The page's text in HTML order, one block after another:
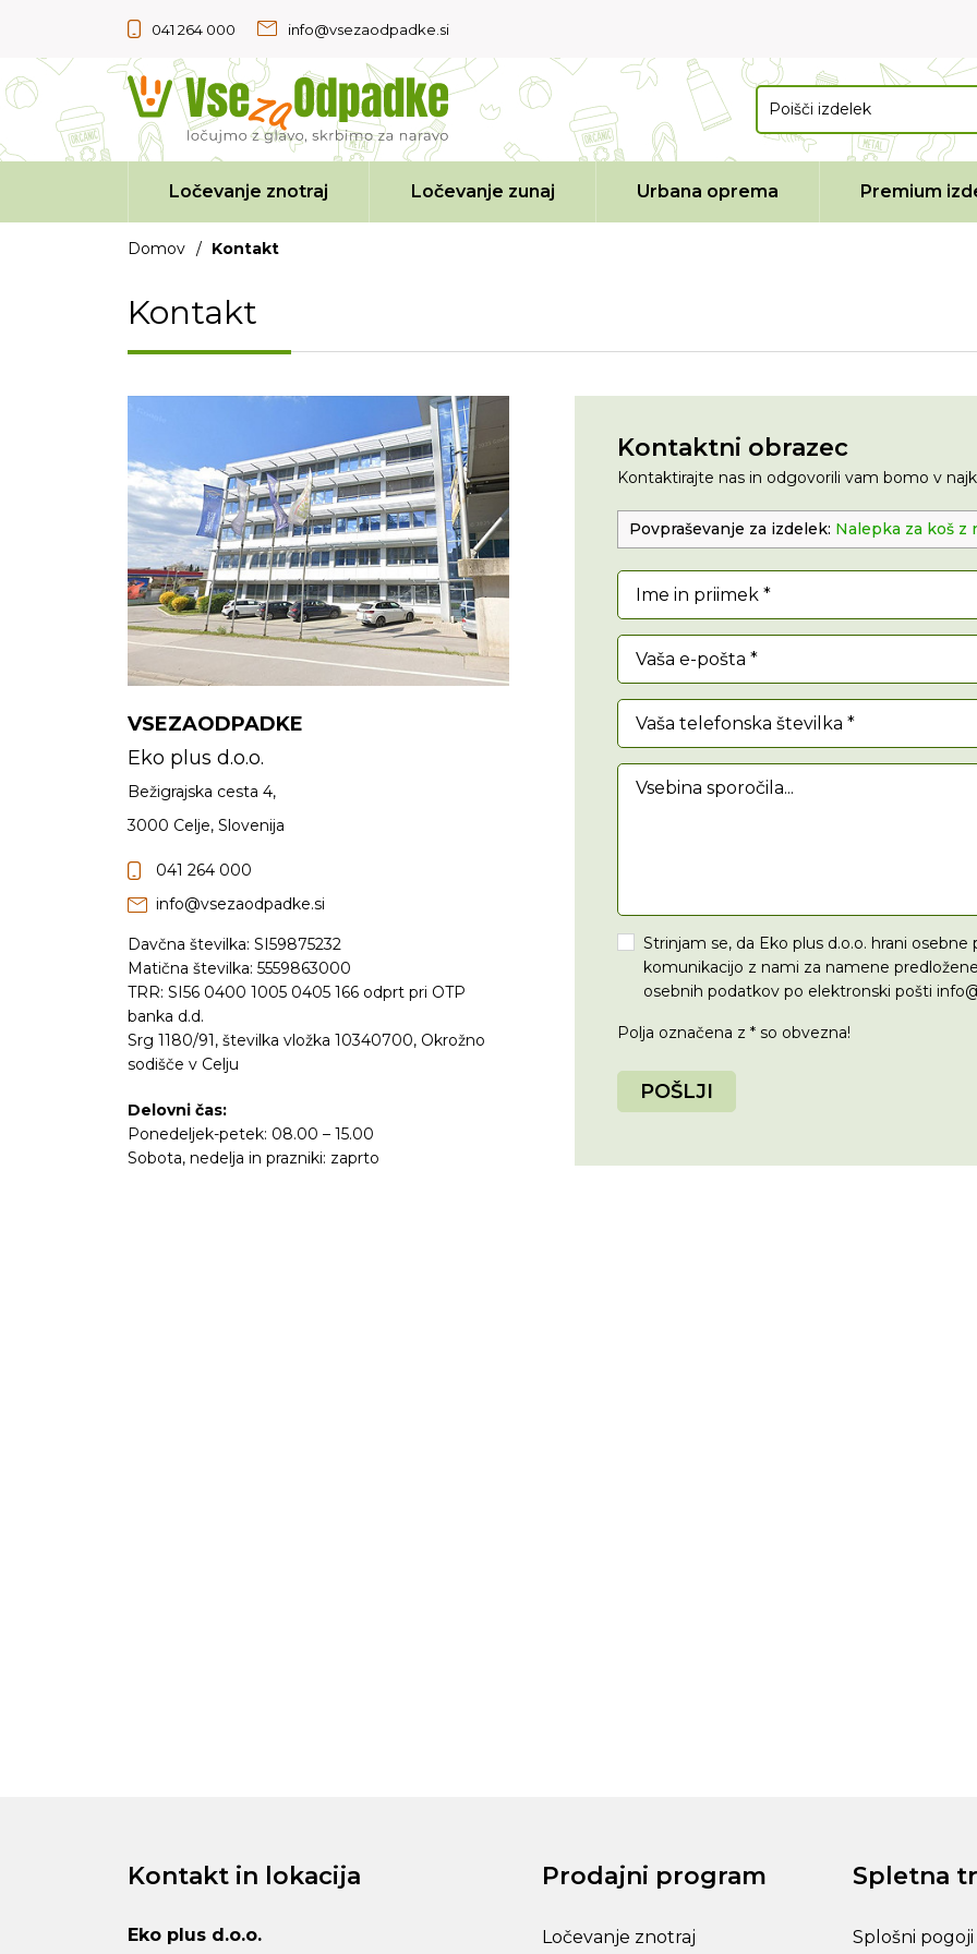
041 264 000 info@vsezaodpadke.si
Ločevanje znotraj Ločevanje zunaj Urbana oprema Premium
Domov / Kontakt
Kontakt
VSEZAODPADKE
Eko plus d.o.o.
Bežigrajska cesta 4,
3000 Celje, Slovenija
041 264 000
info@vsezaodpadke.si
Davčna številka: SI59875232
Matična številka: 5559863000
TRR: SI56 0400 1005 0405 166 odprt pri OTP
banka d.d.
Srg 1180/91, številka vložka 10340700, Okrožno
sodišče v Celju
Delovni čas:
Ponedeljek-petek: 08.00 – 15.00
Sobota, nedelja in prazniki: zaprto
Kontaktni obrazec
Kontaktirajte nas in odgovorili vam bomo v
Povpraševanje za izdelek: Nalepka za koš z
Ime in priimek *
Vaša e-pošta *
Vaša telefonska številka *
Vsebina sporočila...
Strinjam se, da Eko plus d.o.o. hrani
komunikacijo z nami za namene
osebnih podatkov po elektronski pošti
Polja označena z * so obvezna!
Kontakt in lokacija
Eko plus d.o.o.
Prodajni program
Ločevanje znotraj
Spletna
Splošni